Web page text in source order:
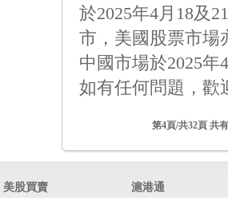
於2025年4月18及
市，美國股票市場
中國市場於2025年
如有任何問題，歡
第4頁/共32頁 共
美股買賣 滬港通